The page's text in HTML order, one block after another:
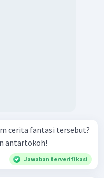
cerita fantasi tersebut?
antartokoh!
Jawaban terverifikasi